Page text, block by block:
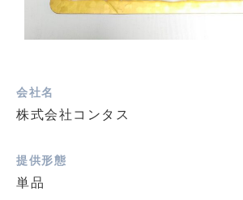
会社名
株式会社コンタス
提供形態
単品